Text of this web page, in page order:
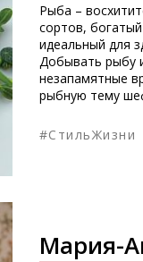
Рыба –
сортов,
идеальный для
Добывать рыбу
незапамятные
рыбную тему
#СтильЖизни
Мария-